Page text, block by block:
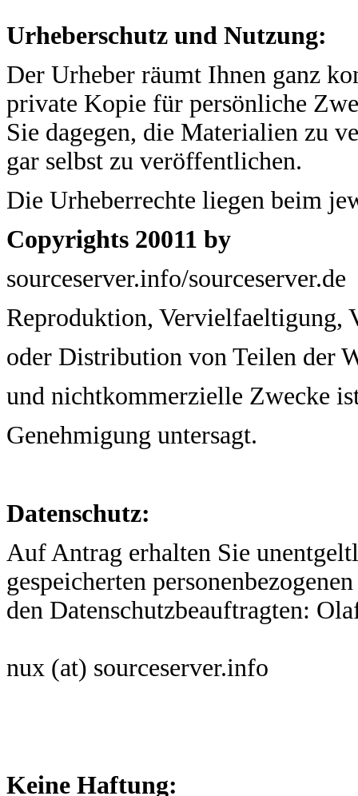
Urheberschutz und Nutzung:
Der Urheber räumt Ihnen ganz
private Kopie für persönliche
Sie dagegen, die Materialien zu
gar selbst zu veröffentlichen.
Die Urheberrechte liegen beim
Copyrights 20011 by
sourceserver.info/sourceserver.de
Reproduktion, Vervielfaeltigung,
oder Distribution von Teilen der
und nichtkommerzielle Zwecke
Genehmigung untersagt.
Datenschutz:
Auf Antrag erhalten Sie
gespeicherten
den Datenschutzbeauftragten:
nux (at) sourceserver.info
Keine Haftung: